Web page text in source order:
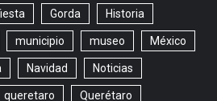
Gorda Historia
municipio museo México
Navidad Noticias
queretaro Querétaro